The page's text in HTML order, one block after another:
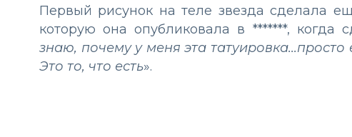
Первый рисунок на теле звезда сделала
которую она опубликовала в *******, когда
знаю, почему у меня эта
Это то, что есть».